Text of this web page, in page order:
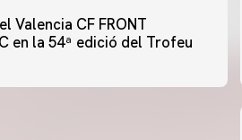
Valencia CF FRONT
en la 54ª edició del Trofeu